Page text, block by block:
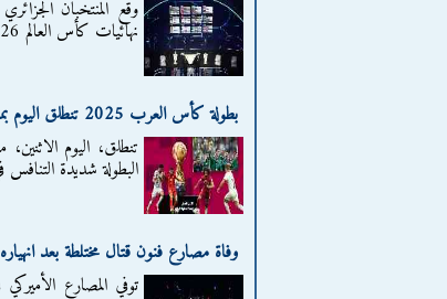
وقع المنتخبان
نهائيات كأس العالم 2026 في واشنطن. ومن بين المنتخبات العربية السبعة في القرعة،...
بطولة كأس العرب 2025 تنطلق اليوم بمواجهتين مثيرتين
البطولة شديدة
وفاة مصارع فنون قتال مختلطة بعد
توفي المصارع